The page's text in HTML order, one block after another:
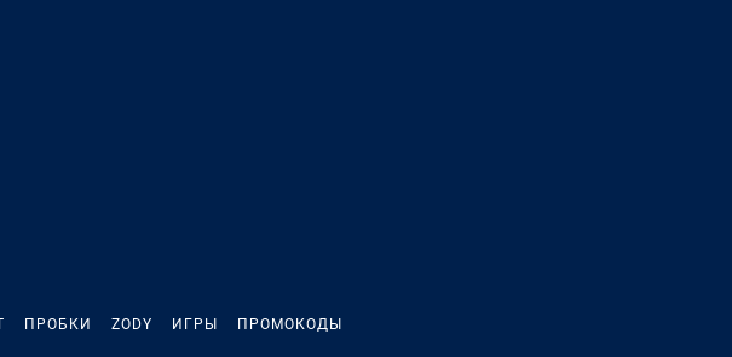
ПРОБКИ ZODY ИГРЫ ПРОМОКОДЫ